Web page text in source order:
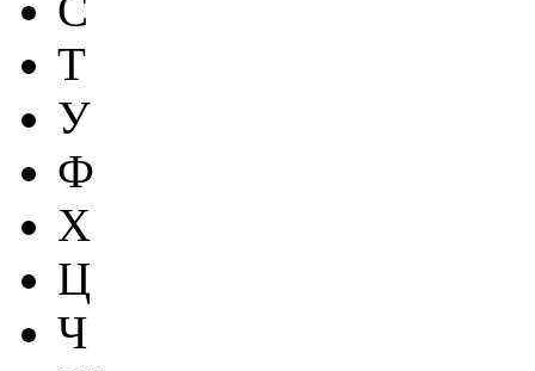
Т
У
Ф
Х
Ц
Ч